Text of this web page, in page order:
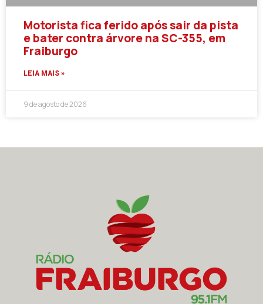
Motorista fica ferido após sair da pista
e bater contra árvore na SC-355, em
Fraiburgo
LEIA MAIS »
9 de agosto de 2026